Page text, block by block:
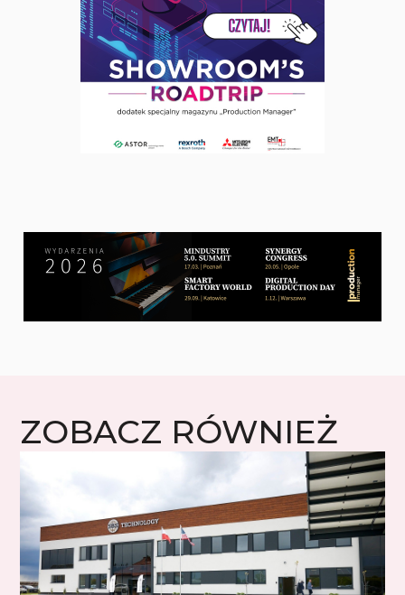
ZOBACZ RÓWNIEŻ